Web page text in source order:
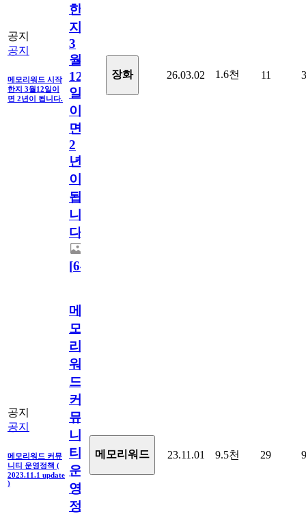
공지
공지
메모리워드 시작
한지 3월12일이
면 2년이 됩니다.
한
지
3
월
12
일
이
면
2
년
이
됩
니
다.
[64
장화 26.03.02 1.6천 11 3
공지
공지
메모리워드 커뮤
니티 운영정책 (
2023.11.1 update
)
메
모
리
워
드
커
뮤
니
티
운
영
정
메모리워드 23.11.01 9.5천 29 9